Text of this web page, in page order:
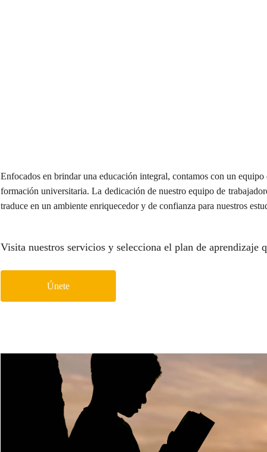
Enfocados en brindar una educación integral, contamos con un
formación universitaria. La dedicación de nuestro equipo de
traduce en un ambiente enriquecedor y de confianza para nuestros
Únete
Visita nuestros servicios y selecciona el plan de aprendizaje